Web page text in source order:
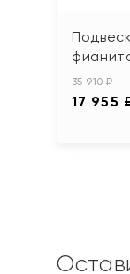
35 910 ₽
17 955